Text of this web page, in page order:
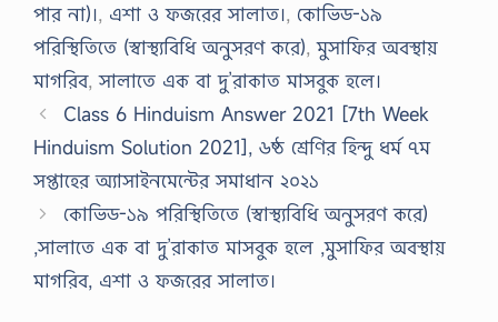
পার না)।, এশা ও ফজরের সালাত।, কোভিড-১৯
পরিস্থিতিতে (স্বাস্থ্যবিধি অনুসরণ করে),মুসাফির অবস্থায়
মাগরিব,সালাতে এক বা দু’রাকাত মাসবুক হলে।
Class 6 Hinduism Answer 2021 [7th Week
Hinduism Solution 2021], ৬ষ্ঠ শ্রেণির হিন্দু ধর্ম ৭ম
সপ্তাহের অ্যাসাইনমেন্টের সমাধান ২০২১
কোভিড-১৯ পরিস্থিতিতে (স্বাস্থ্যবিধি অনুসরণ করে)
,সালাতে এক বা দু’রাকাত মাসবুক হলে ,মুসাফির অবস্থায়
মাগরিব, এশা ও ফজরের সালাত।